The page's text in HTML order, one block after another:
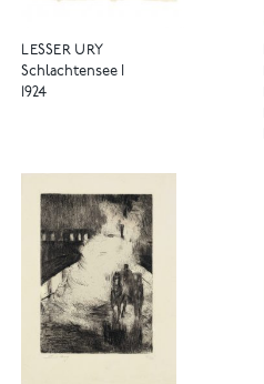
LESSER URY
Schlachtensee I
1924